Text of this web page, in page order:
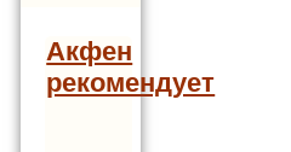
Акфен
рекомендует